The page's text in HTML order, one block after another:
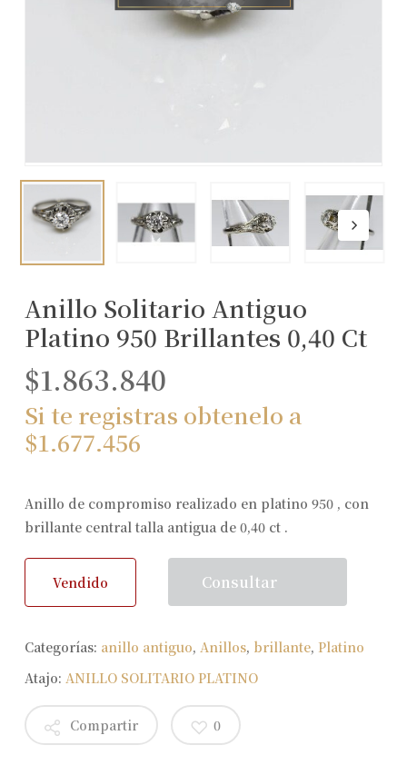
Anillo Solitario Antiguo
Platino 950 Brillantes 0,40 Ct
$1.863.840
Si te registras obtenelo a
$1.677.456
Anillo de compromiso realizado en platino 950 , con
brillante central talla antigua de 0,40 ct .
Vendido Consultar
Categorías: anillo antiguo, Anillos, brillante, Platino
Atajo: ANILLO SOLITARIO PLATINO
Compartir 0